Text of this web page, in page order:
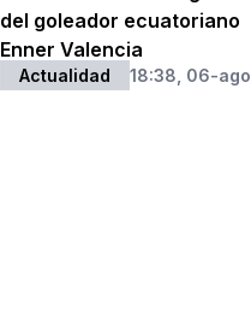
del goleador ecuatoriano
Enner Valencia
Actualidad 18:38, 06-ago